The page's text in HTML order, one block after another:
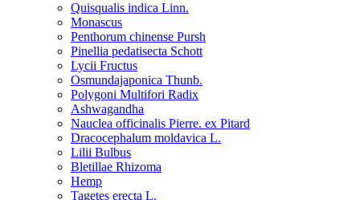
Quisqualis indica Linn.
Monascus
Penthorum chinense Pursh
Pinellia pedatisecta Schott
Lycii Fructus
Osmundajaponica Thunb.
Polygoni Multifori Radix
Ashwagandha
Nauclea officinalis Pierre. ex Pitard
Dracocephalum moldavica L.
Lilii Bulbus
Bletillae Rhizoma
Hemp
Tagetes erecta L.